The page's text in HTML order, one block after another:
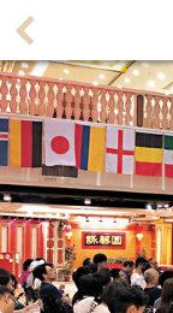
主
頁
搵
樓/
成
交